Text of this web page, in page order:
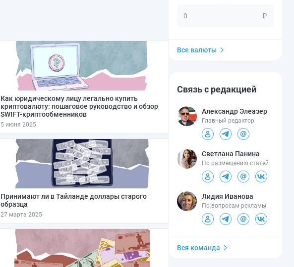
-0,081
Как юридическому лицу легально купить
криптовалюту: пошаговое руководство и обзор
SWIFT-криптообменников
5 июня 2025
Принимают ли в Тайланде доллары старого
образца
27 марта 2025
₽
Все валюты
Связь с редакцией
Александр Элеазер
Главный редактор
Светлана Панина
По размещению статей
Лидия Иванова
По вопросам рекламы
Вся команда